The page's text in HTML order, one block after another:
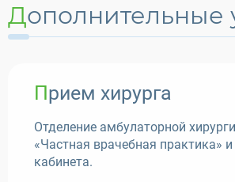
Дополнительные
Прием хирурга
Отделение амбулаторной
«Частная врачебная практика»
кабинета.